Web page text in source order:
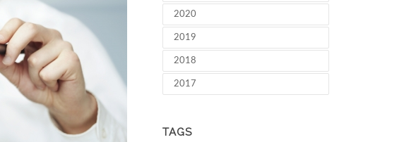
2020
2019
2018
2017
TAGS